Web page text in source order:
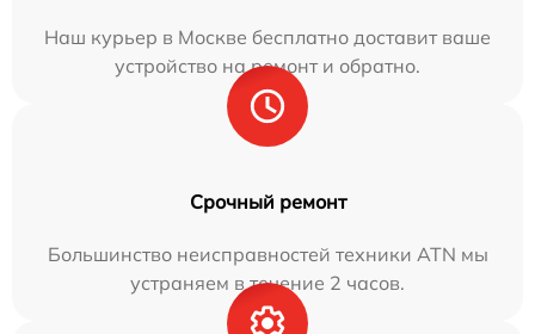
Наш курьер в Москве бесплатно доставит ваше
устройство на ремонт и обратно.
Срочный ремонт
Большинство неисправностей техники ATN мы
устраняем в течение 2 часов.